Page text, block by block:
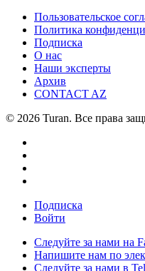
Пользовательское
Политика
Подписка
О нас
Наши эксперты
Архив
CONTACT AZ
© 2026 Turan. Все права
Подписка
Войти
Следуйте за нами на
Напишите нам по
Следуйте за нами в